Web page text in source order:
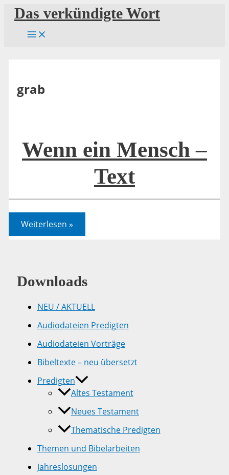
Zum
Inhalt
springen
Das verkündigte Wort
grab
Wenn ein Mensch –
Text
Wenn
ein
Mensch
Weiterlesen »
Downloads
NEU / AKTUELL
Audiodateien Predigten
Audiodateien Vorträge
Bibeltexte – neu übersetzt
Predigten
Altes Testament
Neues Testament
Thematische Predigten
Themen und Bibelarbeiten
Jahreslosungen